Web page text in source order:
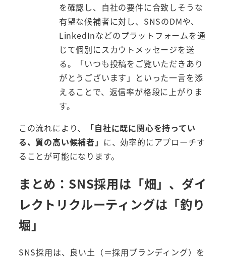
を確認し、自社の要件に合致しそうな
有望な候補者に対し、SNSのDMや、
LinkedInなどのプラットフォームを通
じて個別にスカウトメッセージを送
る。「いつも投稿をご覧いただきあり
がとうございます」といった一言を添
えることで、返信率が格段に上がりま
す。
この流れにより、
「自社に既に関心を持ってい
る、質の高い候補者」 に、効率的にアプローチす
ることが可能になります。
まとめ：SNS採用は「畑」、ダイ
レクトリクルーティングは「釣り
堀」
SNS採用は、良い土（＝採用ブランディング）を